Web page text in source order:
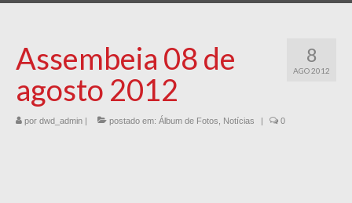
8
AGO 2012
Assembeia 08 de
agosto 2012
por dwd_admin | postado em: Álbum de Fotos Notícias | 0